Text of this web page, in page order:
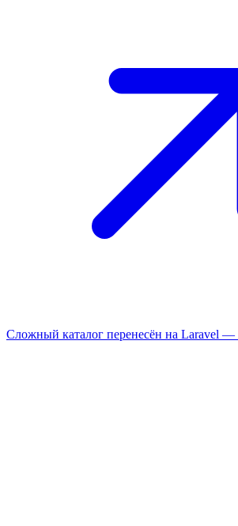
Сложный каталог перенесён на Laravel —